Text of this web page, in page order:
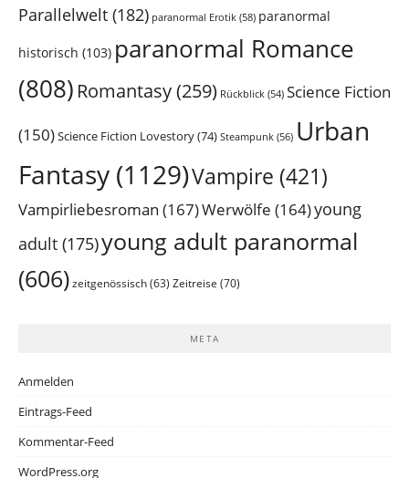
Parallelwelt (182) paranormal Erotik (58) paranormal
historisch (103) paranormal Romance
(808) Romantasy(259) Rückblick (54) Science Fiction
(150)Science Fiction Lovestory(74) Steampunk (56) Urban
Fantasy (1129)Vampire (421)
Vampirliebesroman (167)Werwölfe (164)young
adult (175)young adult paranormal
(606) zeitgenössisch (63) Zeitreise (70)
META
Anmelden
Eintrags-Feed
Kommentar-Feed
WordPress.org